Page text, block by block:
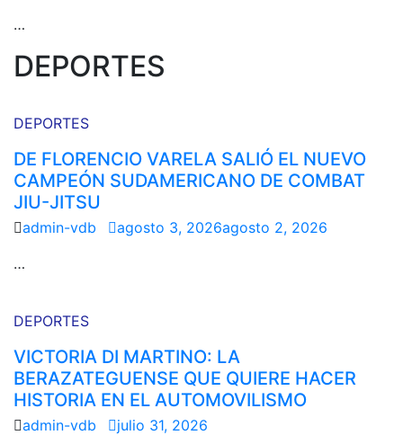
…
DEPORTES
DEPORTES
DE FLORENCIO VARELA SALIÓ EL NUEVO
CAMPEÓN SUDAMERICANO DE COMBAT
JIU-JITSU
admin-vdb agosto 3, 2026agosto 2, 2026
…
DEPORTES
VICTORIA DI MARTINO: LA
BERAZATEGUENSE QUE QUIERE HACER
HISTORIA EN EL AUTOMOVILISMO
admin-vdb
julio 31, 2026